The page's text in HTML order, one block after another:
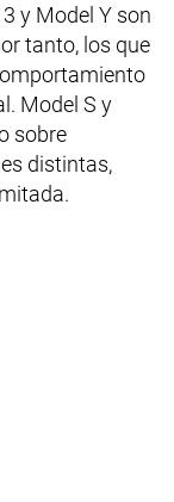
y Model Y son
tanto, los que
Model S y
sobre
distintas,